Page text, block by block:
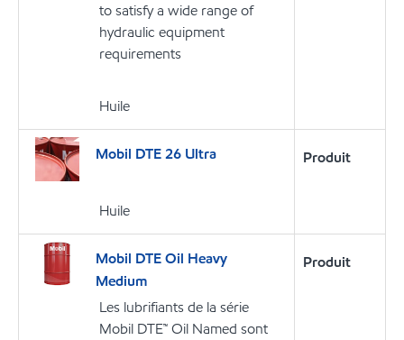
to satisfy a wide range of
hydraulic equipment
requirements
Huile
Mobil DTE 26 Ultra
Huile
Produit
Mobil DTE Oil Heavy
Medium
Les lubrifiants de la série
Mobil DTE™ Oil Named sont
Produit